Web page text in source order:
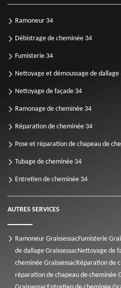
Ramoneur 34
Débistrage de cheminée 34
Fumisterie 34
Nettoyage et démoussage de dallage
Nettoyage de façade 34
Ramonage de cheminée 34
Réparation de cheminée 34
Pose et réparation de chapeau de
Tubage de cheminée 34
Entretien de cheminée 34
AUTRES SERVICES
Ramoneur GraissessacFumisterie
de dallage GraissessacNettoyage de
cheminée GraissessacRéparation de
réparation de chapeau de cheminée